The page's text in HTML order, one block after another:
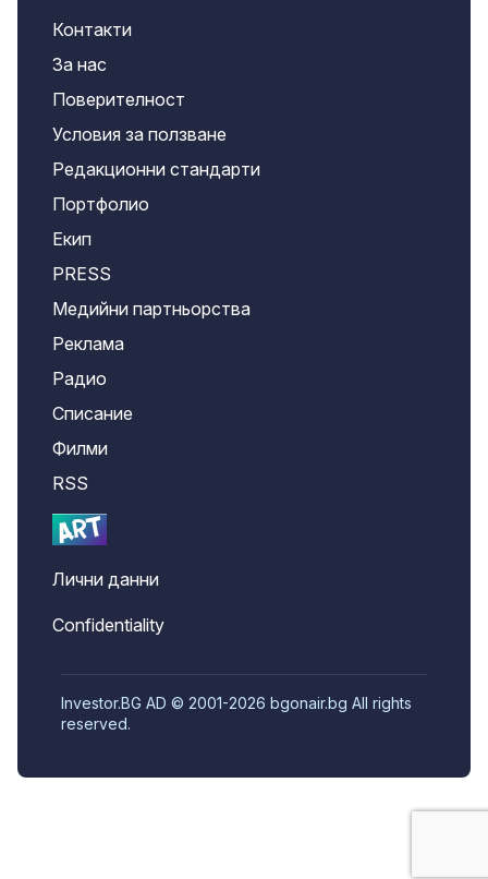
Контакти
За нас
Поверителност
Условия за ползване
Редакционни стандарти
Портфолио
Екип
PRESS
Медийни партньорства
Реклама
Радио
Списание
Филми
RSS
Лични данни
Confidentiality
Investor.BG AD © 2001-2026 bgonair.bg All rights
reserved.